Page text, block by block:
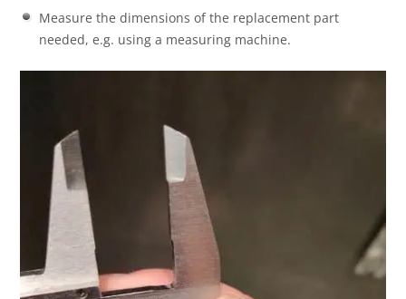
Measure the dimensions of the replacement part
needed, e.g. using a measuring machine.